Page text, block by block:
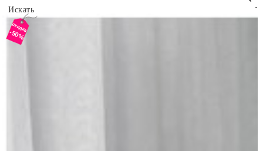
скидка
-50%